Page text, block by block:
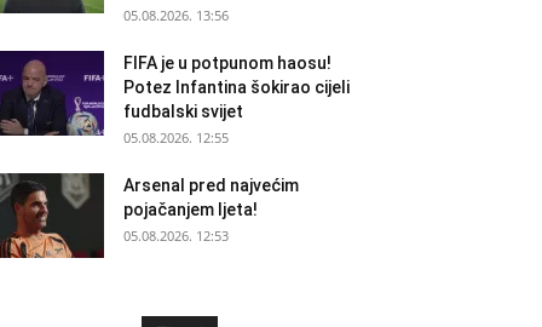
05.08.2026. 13:56
FIFA je u potpunom haosu!
Potez Infantina šokirao cijeli
fudbalski svijet
05.08.2026. 12:55
Arsenal pred najvećim
pojačanjem ljeta!
05.08.2026. 12:53